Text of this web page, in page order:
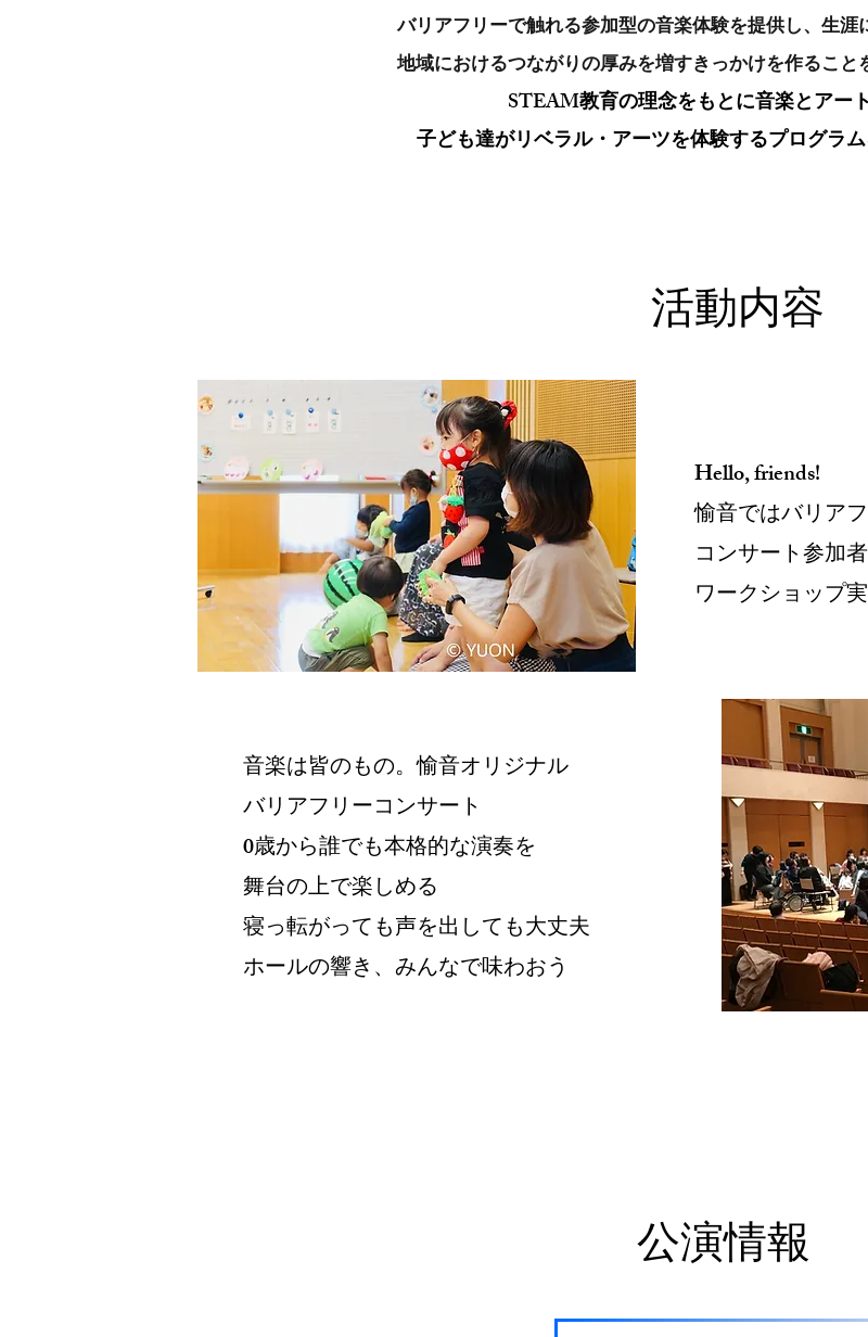
バリアフリーで触れる参加型の音楽体験を提供し、生涯
地域におけるつながりの厚みを増すきっかけを作ること
STEAM教育の理念をもとに音楽とアー
子ども達がリベラル・アーツを体験するプログラム
​活動内容
Hello, friends!
愉音ではバリア
コンサート参加
ワークショップ実
音楽は皆のもの。愉音オリジナル
バリアフリーコンサート
0歳から誰でも本格的な演奏を
舞台の上で楽しめる
寝っ転がっても声を出しても大丈夫
ホールの響き、みんなで味わおう
​公演情報